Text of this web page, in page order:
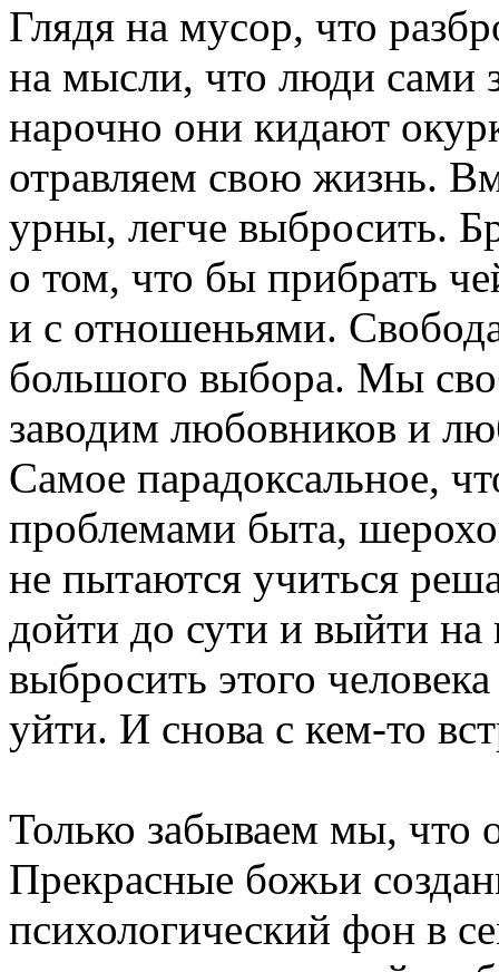
Глядя на мусор, что
на мысли, что люди сами
нарочно они кидают
отравляем свою жизнь.
урны, легче выбросить.
о том, что бы прибрать
и с отношеньями.
большого выбора. Мы
заводим любовников и
Самое парадоксальное,
проблемами быта,
не пытаются учиться
дойти до сути и выйти
выбросить этого
уйти. И снова с кем-то
Только забываем мы, что
Прекрасные божьи
психологический фон в